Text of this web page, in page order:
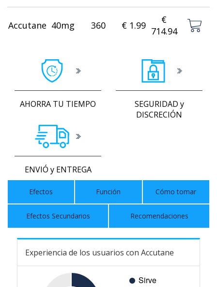
Accutane 40mg 360 € 1.99
€
714.94
AHORRA TU TIEMPO
SEGURIDAD y
DISCRECIÓN
ENVIÓ y ENTREGA
Efectos Función Cómo tomar
Efectos Secundarios Recomendaciones
Experiencia de los usuarios con Accutane